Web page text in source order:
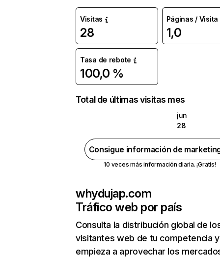
Visitas
28
Páginas / Visita
1,0
Tasa de rebote
100,0 %
Total de últimas visitas mes
jun
28
Consigue información de
10 veces más información diaria. ¡Gratis!
whydujap.com
Tráfico web por país
Consulta la distribución global de
visitantes web de tu competencia y
empieza a aprovechar los